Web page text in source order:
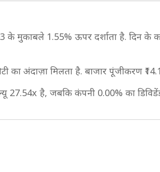
के मुकाबले 1.55% ऊपर दर्शाता है. दिन के
का अंदाज़ा मिलता है. बाजार पूंजीकरण
27.54x है, जबकि कंपनी 0.00% का